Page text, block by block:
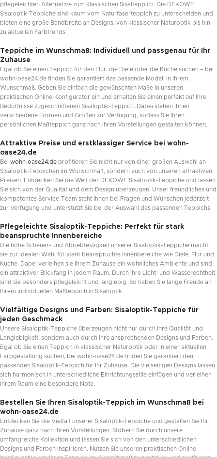
pflegeleichten Alternative zum klassischen Sisalteppich. Die DEKOWE
Sisaloptik-Teppiche sind kaum vom Naturfaserteppich zu unterscheiden und
bieten eine große Bandbreite an Designs, von klassischer Naturoptik bis hin
zu aktuellen Farbtrends.
Teppiche im Wunschmaß: Individuell und passgenau für Ihr
Zuhause
Egal ob Sie einen Teppich für den Flur, die Diele oder die Küche suchen – bei
wohn-oase24.de finden Sie garantiert das passende Modell in Ihrem
Wunschmaß. Geben Sie einfach die gewünschten Maße in unseren
praktischen Online-Konfigurator ein und erhalten Sie einen perfekt auf Ihre
Bedürfnisse zugeschnittenen Sisaloptik-Teppich. Dabei stehen Ihnen
verschiedene Formen und Größen zur Verfügung, sodass Sie Ihren
persönlichen Maßteppich ganz nach Ihren Vorstellungen gestalten können.
Attraktive Preise und erstklassiger Service bei wohn-
oase24.de
Bei wohn-oase24.de profitieren Sie nicht nur von einer großen Auswahl an
Sisaloptik-Teppichen im Wunschmaß, sondern auch von unseren attraktiven
Preisen. Entdecken Sie die Welt der DEKOWE Sisaloptik-Teppiche und lassen
Sie sich von der Qualität und dem Design überzeugen. Unser freundliches und
kompetentes Service-Team steht Ihnen bei Fragen und Wünschen jederzeit
zur Verfügung und unterstützt Sie bei der Auswahl des passenden Teppichs.
Pflegeleichte Sisaloptik-Teppiche: Perfekt für stark
beanspruchte Innenbereiche
Die hohe Scheuer- und Abriebfestigkeit unserer Sisaloptik-Teppiche macht
sie zur idealen Wahl für stark beanspruchte Innenbereiche wie Diele, Flur und
Küche. Dabei verleihen sie Ihrem Zuhause ein wohnliches Ambiente und sind
ein attraktiver Blickfang in jedem Raum. Durch ihre Licht- und Wasserechtheit
sind sie besonders pflegeleicht und langlebig. So haben Sie lange Freude an
Ihrem individuellen Maßteppich in Sisaloptik.
Vielfältige Designs und Farben: Sisaloptik-Teppiche für
jeden Geschmack
Unsere Sisaloptik-Teppiche überzeugen nicht nur durch ihre Qualität und
Langlebigkeit, sondern auch durch ihre ansprechenden Designs und Farben.
Egal ob Sie einen Teppich in klassischer Naturoptik oder in einer aktuellen
Farbgestaltung suchen, bei wohn-oase24.de finden Sie garantiert den
passenden Sisaloptik-Teppich für Ihr Zuhause. Die vielseitigen Designs lassen
sich harmonisch in unterschiedliche Einrichtungsstile einfügen und verleihen
Ihrem Raum eine besondere Note.
Bestellen Sie Ihren Sisaloptik-Teppich im Wunschmaß bei
wohn-oase24.de
Entdecken Sie die Vielfalt unserer Sisaloptik-Teppiche und gestalten Sie Ihr
Zuhause ganz nach Ihren Vorstellungen. Stöbern Sie durch unsere
umfangreiche Kollektion und lassen Sie sich von den unterschiedlichen
Designs und Farben inspirieren. Nutzen Sie unseren praktischen Online-